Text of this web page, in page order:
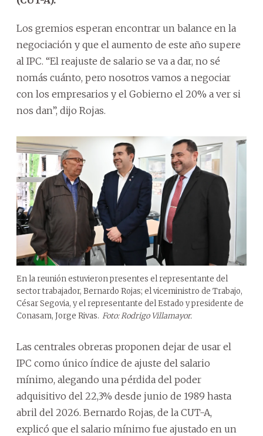
Los gremios esperan encontrar un balance en la
negociación y que el aumento de este año supere
al IPC. “El reajuste de salario se va a dar, no sé
nomás cuánto, pero nosotros vamos a negociar
con los empresarios y el Gobierno el 20% a ver si
nos dan”, dijo Rojas.
En la reunión estuvieron presentes el representante del
sector trabajador, Bernardo Rojas; el viceministro de Trabajo,
César Segovia, y el representante del Estado y presidente de
Conasam, Jorge Rivas. Foto: Rodrigo Villamayor.
Las centrales obreras proponen dejar de usar el
IPC como único índice de ajuste del salario
mínimo, alegando una pérdida del poder
adquisitivo del 22,3% desde junio de 1989 hasta
abril del 2026. Bernardo Rojas, de la CUT-A,
explicó que el salario mínimo fue ajustado en un